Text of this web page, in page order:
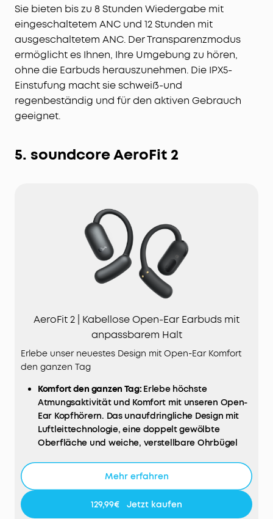
Sie bieten bis zu 8 Stunden Wiedergabe mit
eingeschaltetem ANC und 12 Stunden mit
ausgeschaltetem ANC. Der Transparenzmodus
ermöglicht es Ihnen, Ihre Umgebung zu hören,
ohne die Earbuds herauszunehmen. Die IPX5-
Einstufung macht sie schweiß-und
regenbeständig und für den aktiven Gebrauch
geeignet.
5. soundcore AeroFit 2
AeroFit 2 | Kabellose Open-Ear Earbuds mit
anpassbarem Halt
Erlebe unser neuestes Design mit Open-Ear Komfort
den ganzen Tag
Komfort den ganzen Tag: Erlebe höchste
Atmungsaktivität und Komfort mit unseren Open-
Ear Kopfhörern. Das unaufdringliche Design mit
Luftleittechnologie, eine doppelt gewölbte
Oberfläche und weiche, verstellbare Ohrbügel
Verbunden bleiben:Von Gesprächen bis hin zum
Kopfhörern weißt du immer, was um dich herum
geschieht - auch dann wenn du deine
Mehr erfahren
129,99€ Jetzt kaufen